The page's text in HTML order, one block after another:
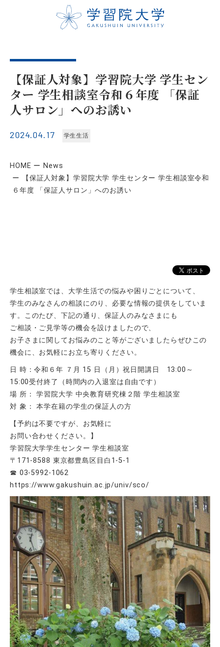
【保証人対象】学習院大学 学生セン
ター 学生相談室令和６年度 「保証
人サロン」へのお誘い
2024.04.17 学生生活
HOME
News
【保証人対象】学習院大学 学生センター 学生相談室令和
６年度 「保証人サロン」へのお誘い
学生相談室では、大学生活での悩みや困りごとについて、
学生のみなさんの相談にのり、必要な情報の提供をしていま
す。このたび、下記の通り、保証人のみなさまにも
ご相談・ご見学等の機会を設けましたので、
お子さまに関してお悩みのこと等がございましたらぜひこの
機会に、お気軽にお立ち寄りください。
日 時：令和６年 ７月 15 日（月）祝日開講日 13:00～
15:00受付終了（時間内の入退室は自由です）
場 所： 学習院大学 中央教育研究棟２階 学生相談室
対 象： 本学在籍の学生の保証人の方
【予約は不要ですが、お気軽に
お問い合わせください。】
学習院大学学生センター 学生相談室
〒171-8588 東京都豊島区目白1-5-1
☎ 03-5992-1062
https://www.gakushuin.ac.jp/univ/sco/